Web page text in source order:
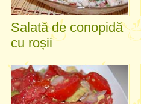
Salată de conopidă
cu roșii